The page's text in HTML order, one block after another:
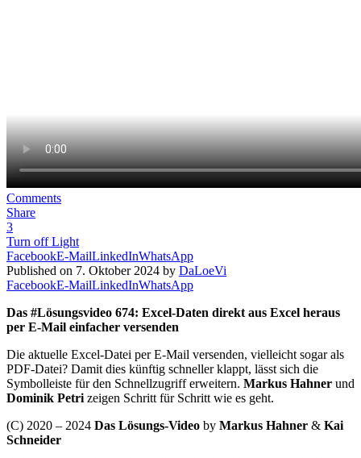
Comments
Share
3
Turn off Light
FacebookE-MailLinkedInWhatsApp
Published on 7. Oktober 2024 by DaLoeVi
FacebookE-MailLinkedInWhatsApp
Das #Lösungsvideo 674: Excel-Daten direkt aus Excel heraus
per E-Mail einfacher versenden
Die aktuelle Excel-Datei per E-Mail versenden, vielleicht sogar als
PDF-Datei? Damit dies künftig schneller klappt, lässt sich die
Symbolleiste für den Schnellzugriff erweitern. Markus Hahner und
Dominik Petri zeigen Schritt für Schritt wie es geht.
(C) 2020 – 2024 Das Lösungs-Video by Markus Hahner & Kai
Schneider